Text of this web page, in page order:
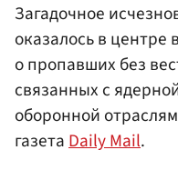
Загадочное
оказалось в центре
о пропавших без
связанных с
оборонной
газетаDaily Mail.